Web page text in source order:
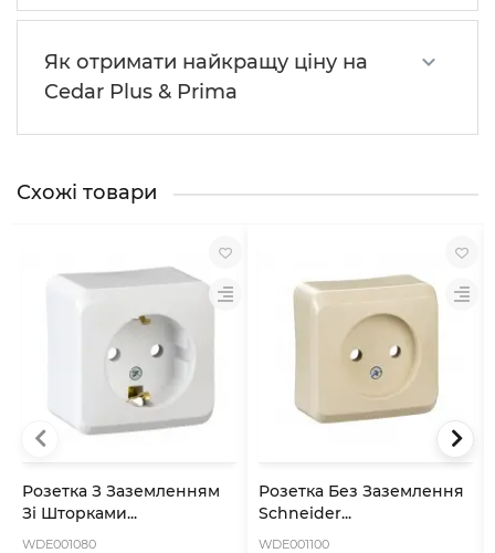
Як отримати найкращу ціну на
Cedar Plus & Prima
Схожі товари
Розетка З Заземленням
Зі Шторками...
WDE001080
Розетка Без Заземлення
Schneider...
WDE001100